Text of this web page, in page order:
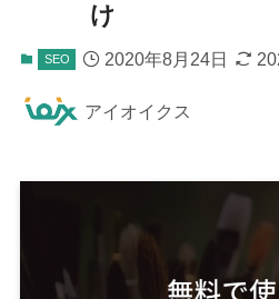
け
SEO 2020年8月24日
アイオイクス